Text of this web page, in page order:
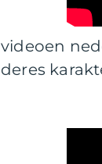
videoen
deres